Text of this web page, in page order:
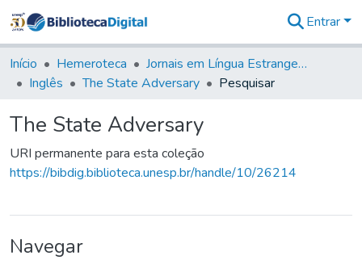
&
Coleções
Tudo na
Digital
Estatísticas
Entrar
Início Hemeroteca
Jornais em Língua Estrangeira
Inglês
The State Adversary Pesquisar
The State Adversary
URI permanente para esta coleção
https://bibdig.biblioteca.unesp.br/handle/10/26214
Navegar